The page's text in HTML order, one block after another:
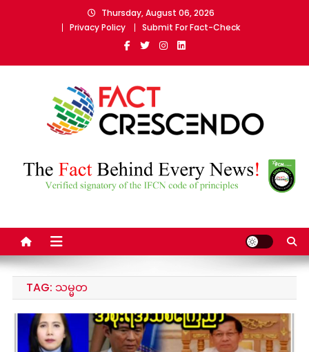
Thursday, August 06, 2026
Privacy Policy
Submit For Fact-Check
Fact Crescendo Myanmar
TAG: သမ္မတ